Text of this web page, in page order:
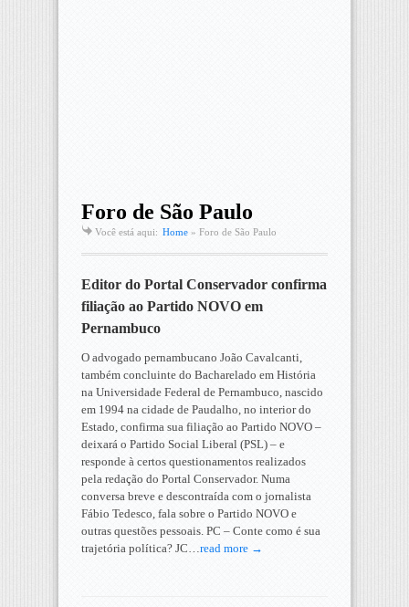
Foro de São Paulo
Você está aqui: Home » Foro de São Paulo
Editor do Portal Conservador confirma
filiação ao Partido NOVO em
Pernambuco
O advogado pernambucano João Cavalcanti,
também concluinte do Bacharelado em História
na Universidade Federal de Pernambuco, nascido
em 1994 na cidade de Paudalho, no interior do
Estado, confirma sua filiação ao Partido NOVO –
deixará o Partido Social Liberal (PSL) – e
responde à certos questionamentos realizados
pela redação do Portal Conservador. Numa
conversa breve e descontraída com o jornalista
Fábio Tedesco, fala sobre o Partido NOVO e
outras questões pessoais. PC – Conte como é sua
trajetória política? JC…read more →